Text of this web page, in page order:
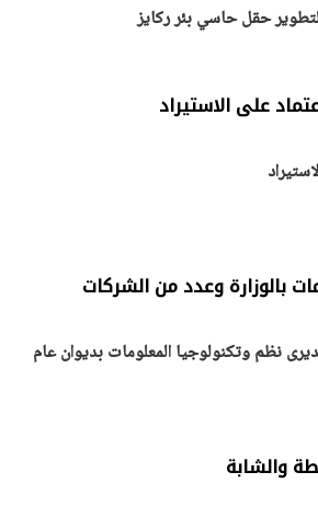
لتطوير حقل حاسي بئر ركايز
على الاستيراد
بالوزارة وعدد من الشركات
نظم وتكنولوجيا المعلومات بديوان عام
والشابة